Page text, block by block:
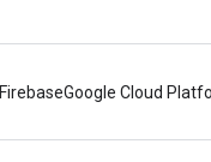
FirebaseGoogle Cloud